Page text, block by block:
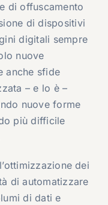
di offuscamento
di dispositivi
digitali sempre
nuove
anche sfide
– e lo è –
nuove forme
più difficile
dei
di automatizzare
di dati e